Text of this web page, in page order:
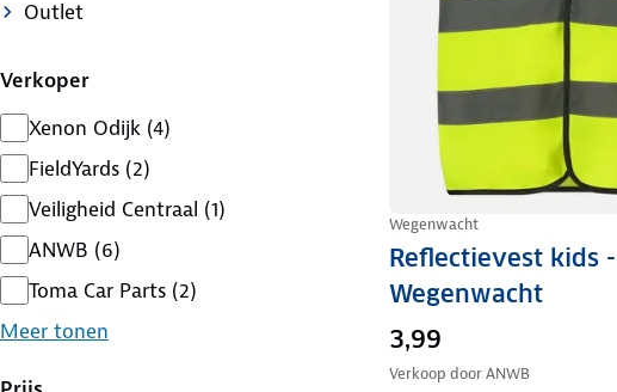
Outlet
Verkoper
Xenon Odijk (4)
FieldYards (2)
Veiligheid Centraal (1)
ANWB (6)
Toma Car Parts (2)
Meer tonen
Wegenwacht
Reflectievest kids -
Wegenwacht
3,99
Verkoop doorANWB